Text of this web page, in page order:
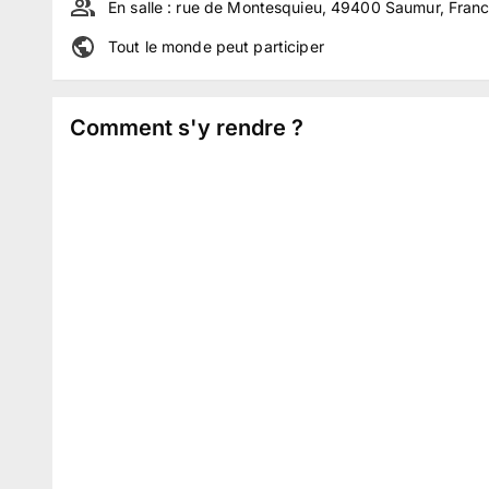
En salle : rue de Montesquieu, 49400 Saumur,
Tout le monde peut participer
Comment s'y rendre ?